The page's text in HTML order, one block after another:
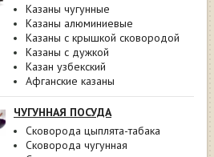
Казаны чугунные
Казаны алюминиевые
Казаны с крышкой сковородой
Казаны с дужкой
Казан узбекский
Афганские казаны
ЧУГУННАЯ ПОСУДА
Сковорода цыплята-табака
Сковорода чугунная